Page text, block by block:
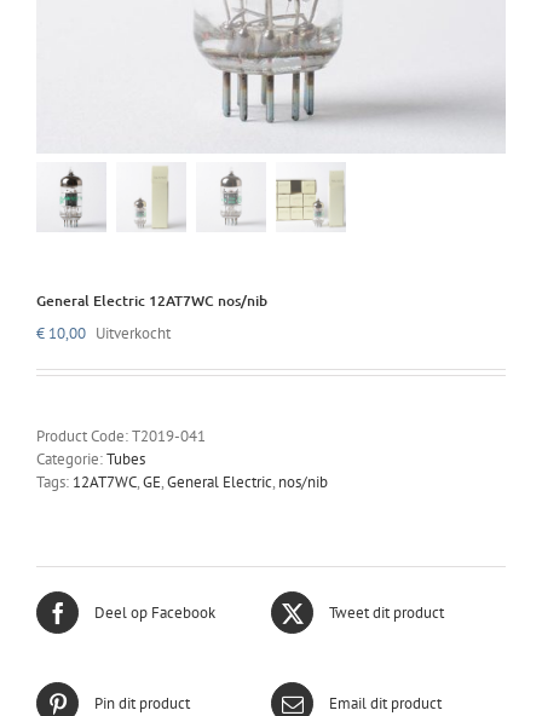
General Electric 12AT7WC nos/nib
€ 10,00 Uitverkocht
Product Code:T2019-041
Categorie:Tubes
Tags: 12AT7WC,GE,General Electric, nos/nib
Deel op Facebook Tweet dit product
Pin dit product Email dit product